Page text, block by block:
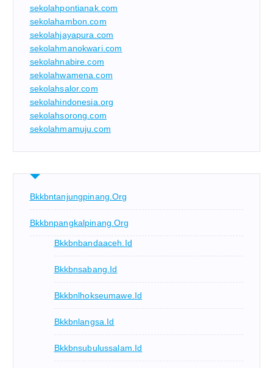
sekolahpontianak.com
sekolahambon.com
sekolahjayapura.com
sekolahmanokwari.com
sekolahnabire.com
sekolahwamena.com
sekolahsalor.com
sekolahindonesia.org
sekolahsorong.com
sekolahmamuju.com
Bkkbntanjungpinang.org
Bkkbnpangkalpinang.org
Bkkbnbandaaceh.id
Bkkbnsabang.id
Bkkbnlhokseumawe.id
Bkkbnlangsa.id
Bkkbnsubulussalam.id